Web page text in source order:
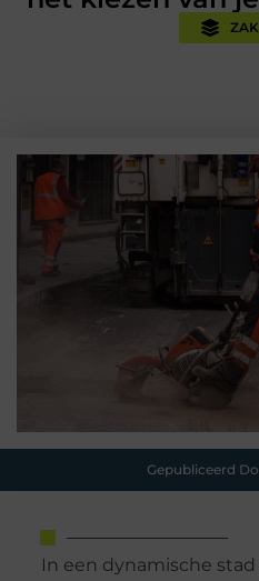
Gepubliceerd
In een dynamische